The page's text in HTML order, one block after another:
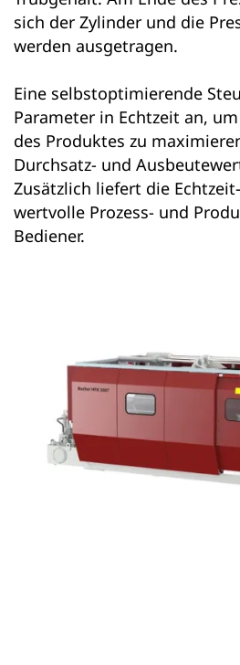
sich der Zylinder und die
werden ausgetragen.
Eine selbstoptimierende
Parameter in Echtzeit an,
des Produktes zu
Durchsatz- und
Zusätzlich liefert die
wertvolle Prozess- und
Bediener.